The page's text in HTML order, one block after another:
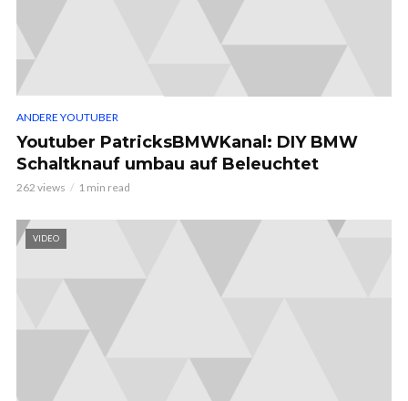
ANDERE YOUTUBER
Youtuber PatricksBMWKanal: DIY BMW
Schaltknauf umbau auf Beleuchtet
262 views 1 min read
VIDEO